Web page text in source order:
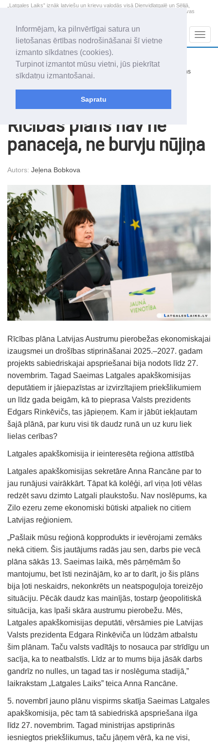
Informējam, ka pilnvērtīgai satura un
lietošanas ērtības nodrošināšanai šī vietne
izmanto sīkdatnes (cookies).
Turpinot izmantot mūsu vietni, jūs piekrītat
sīkdatņu izmantošanai.
Sapratu
„Latgales Laiks” iznāk latviešu un krievu valodās visā Dienvidlatgalē un Sēlijā,
„Latgales Laiks” latviešu valodā aptver Daugavpils valstspilsētu, Augšdaugavas
2026. gada 7. augusts
Piektdiena
Alfrēds, Fredis, Madars
+17.5
nedaudz mākoņains
Rīcības plāns nav ne
panaceja, ne burvju nūjiņa
Autors: Jeļena Bobkova
Rīcības plāna Latvijas Austrumu pierobežas ekonomiskajai
izaugsmei un drošības stiprināšanai 2025.–2027. gadam
projekts sabiedriskajai apspriešanai bija nodots līdz 27.
novembrim. Tagad Saeimas Latgales apakškomisijas
deputātiem ir jāiepazīstas ar izvirzītajiem priekšlikumiem
un līdz gada beigām, kā to pieprasa Valsts prezidents
Edgars Rinkēvičs, tas jāpieņem. Kam ir jābūt iekļautam
šajā plānā, par kuru visi tik daudz runā un uz kuru liek
lielas cerības?
Latgales apakškomisija ir ieinteresēta reģiona attīstībā
Latgales apakškomisijas sekretāre Anna Rancāne par to
jau runājusi vairākkārt. Tāpat kā kolēģi, arī viņa ļoti vēlas
redzēt savu dzimto Latgali plaukstošu. Nav noslēpums, ka
Zilo ezeru zeme ekonomiski būtiski atpaliek no citiem
Latvijas reģioniem.
„Pašlaik mūsu reģionā kopprodukts ir ievērojami zemāks
nekā citiem. Šis jautājums radās jau sen, darbs pie vecā
plāna sākās 13. Saeimas laikā, mēs pārņēmām šo
mantojumu, bet īsti nezinājām, ko ar to darīt, jo šis plāns
bija ļoti neskaidrs, nekonkrēts un neatspoguļoja toreizējo
situāciju. Pēcāk daudz kas mainījās, tostarp ģeopolitiskā
situācija, kas īpaši skāra austrumu pierobežu. Mēs,
Latgales apakškomisijas deputāti, vērsāmies pie Latvijas
Valsts prezidenta Edgara Rinkēviča un lūdzām atbalstu
šim plānam. Taču valsts vadītājs to nosauca par strīdīgu un
sacīja, ka to neatbalstīs. Līdz ar to mums bija jāsāk darbs
gandrīz no nulles, un tagad tas ir noslēguma stadijā,”
laikrakstam „Latgales Laiks” teica Anna Rancāne.
5. novembrī jauno plānu vispirms skatīja Saeimas Latgales
apakškomisija, pēc tam tā sabiedriskā apspriešana ilga
līdz 27. novembrim. Tagad ministrijas apstiprinās
iesniegtos priekšlikumus, taču jāņem vērā, ka ne visi,